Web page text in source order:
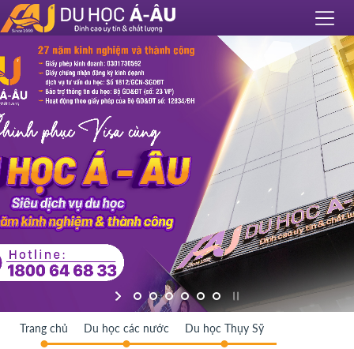
Trang chủ Du học các nước Du học Thụy Sỹ